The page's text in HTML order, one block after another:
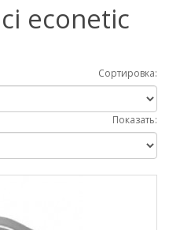
econetic
Сортировка:
Показать: